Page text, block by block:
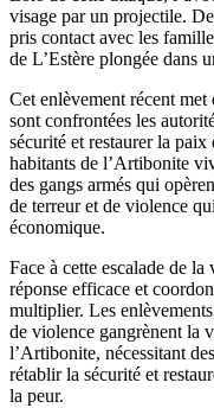
visage par un projectile.
pris contact avec les
de L’Estère plongée dans
Cet enlèvement récent
sont confrontées les
sécurité et restaurer la
habitants de l’Artibonite
des gangs armés qui
de terreur et de violence
économique.
Face à cette escalade de
réponse efficace et
multiplier. Les
de violence gangrènent la
l’Artibonite, nécessitant
rétablir la sécurité et
la peur.